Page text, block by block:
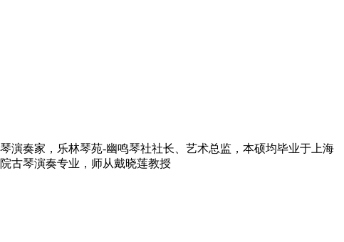
演奏家，乐林琴苑-幽鸣琴社社长、艺术总监，本硕均毕业于上海
古琴演奏专业，师从戴晓莲教授